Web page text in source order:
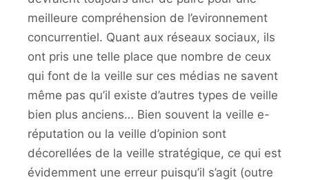
meilleure compréhension de l’evironnement
concurrentiel. Quant aux réseaux sociaux, ils
ont pris une telle place que nombre de ceux
qui font de la veille sur ces médias ne savent
même pas qu’il existe d’autres types de veille
bien plus anciens… Bien souvent la veille e-
réputation ou la veille d’opinion sont
décorellées de la veille stratégique, ce qui est
évidemment une erreur puisqu’il s’agit (outre